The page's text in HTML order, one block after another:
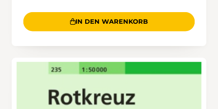
IN DEN WARENKORB